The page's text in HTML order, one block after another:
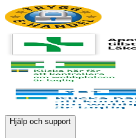
Hjälp och support